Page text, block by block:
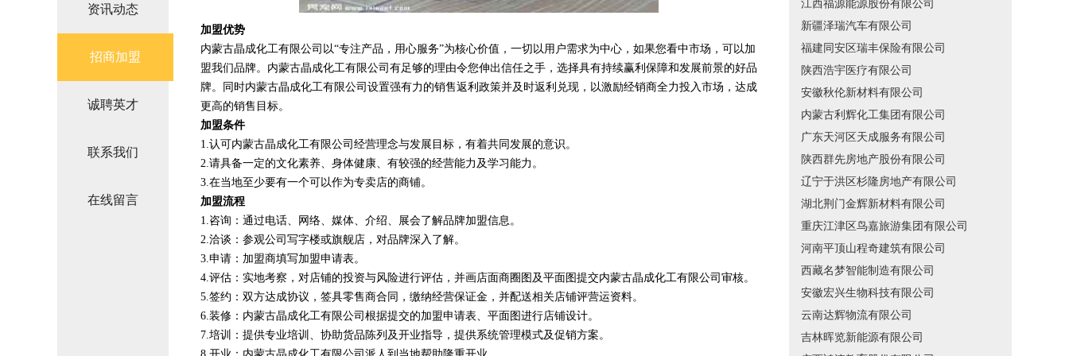
资讯动态
招商加盟
诚聘英才
联系我们
在线留言
加盟优势
内蒙古晶成化工有限公司以“专注产品，用心服务”为核心价值，一切以用户需求为中心，如果您看中市场，可以加
盟我们品牌。内蒙古晶成化工有限公司有足够的理由令您伸出信任之手，选择具有持续赢利保障和发展前景的好品
牌。同时内蒙古晶成化工有限公司设置强有力的销售返利政策并及时返利兑现，以激励经销商全力投入市场，达成
更高的销售目标。
加盟条件
1.认可内蒙古晶成化工有限公司经营理念与发展目标，有着共同发展的意识。
2.请具备一定的文化素养、身体健康、有较强的经营能力及学习能力。
3.在当地至少要有一个可以作为专卖店的商铺。
加盟流程
1.咨询：通过电话、网络、媒体、介绍、展会了解品牌加盟信息。
2.洽谈：参观公司写字楼或旗舰店，对品牌深入了解。
3.申请：加盟商填写加盟申请表。
4.评估：实地考察，对店铺的投资与风险进行评估，并画店面商圈图及平面图提交内蒙古晶成化工有限公司审核。
5.签约：双方达成协议，签具零售商合同，缴纳经营保证金，并配送相关店铺评营运资料。
6.装修：内蒙古晶成化工有限公司根据提交的加盟申请表、平面图进行店铺设计。
7.培训：提供专业培训、协助货品陈列及开业指导，提供系统管理模式及促销方案。
江西福源能源股份有限公司
新疆泽瑞汽车有限公司
福建同安区瑞丰保险有限公司
陕西浩宇医疗有限公司
安徽秋伦新材料有限公司
内蒙古利辉化工集团有限公司
广东天河区天成服务有限公司
陕西群先房地产股份有限公司
辽宁于洪区杉隆房地产有限公司
湖北荆门金辉新材料有限公司
重庆江津区鸟嘉旅游集团有限公司
河南平顶山程奇建筑有限公司
西藏名梦智能制造有限公司
安徽宏兴生物科技有限公司
云南达辉物流有限公司
吉林晖览新能源有限公司